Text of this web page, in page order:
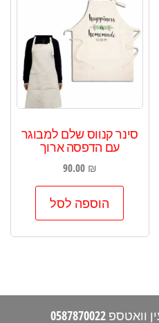
סינר קנווס שלם למבוגר
עם הדפסה ארוך
90.00 ₪
הוספה לסל